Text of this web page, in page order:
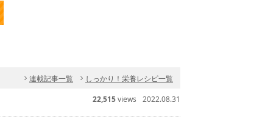
連載記事一覧
しっかり！栄養レシピ一覧
22,515views 2022.08.31